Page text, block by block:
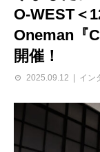
O-WEST＜
Oneman『
開催！
2025.09.12 イン